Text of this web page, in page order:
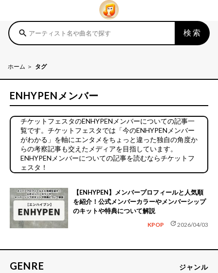
search 検索
ホーム タグ
ENHYPENメンバー
チケットフェスタのENHYPENメンバーについての記事一
覧です。チケットフェスタでは「今のENHYPENメンバー
がわかる」を軸にエンタメをちょっと違った独自の角度か
らの考察記事も交えたメディアを目指しています。
ENHYPENメンバーについての記事を読むならチケットフ
ェスタ！
【ENHYPEN】メンバープロフィールと人気順
を紹介！公式メンバーカラーやメンバーシップ
のキットや特典について解説
KPOP update2026/04/03
GENRE ジャンル